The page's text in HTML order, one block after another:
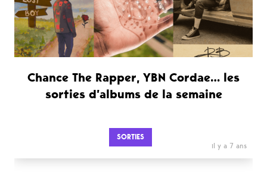
Chance The Rapper, YBN Cordae… les
sorties d’albums de la semaine
SORTIES
il y a 7 ans